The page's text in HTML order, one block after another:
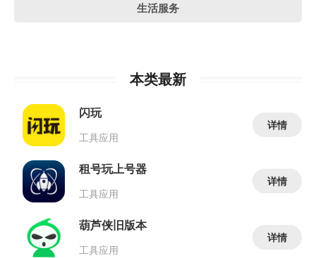
生活服务
本类最新
闪玩
工具应用
详情
租号玩上号器
工具应用
详情
葫芦侠旧版本
工具应用
详情